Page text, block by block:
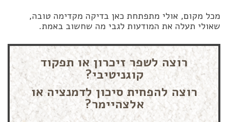
מכל מקום, אולי מתפתחת כאן בדיקה מקדימה טובה,
שאולי תעלה את המודעות לגבי מה שחשוב באמת.
רוצה לשפר זיכרון או תפקוד
קוגניטיבי?
רוצה להפחית סיכון לדמנציה או
אלצהיימר?